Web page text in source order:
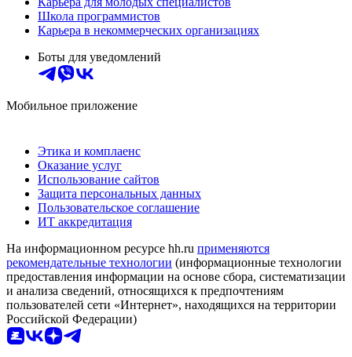
Школа программистов
Карьера в некоммерческих организациях
Боты для уведомлений
Мобильное приложение
Этика и комплаенс
Оказание услуг
Использование сайтов
Защита персональных данных
Пользовательское соглашение
ИТ аккредитация
На информационном ресурсе hh.ru применяются
рекомендательные технологии (информационные технологии
предоставления информации на основе сбора, систематизации
и анализа сведений, относящихся к предпочтениям
пользователей сети «Интернет», находящихся на территории
Российской Федерации)